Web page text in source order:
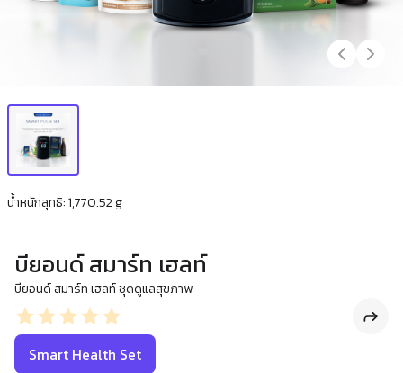
น้ำหนักสุทธิ: 1,770.52 g
บียอนด์ สมาร์ท เฮลท์​
บียอนด์ สมาร์ท เฮลท์​ ชุดดูแลสุขภาพ
Smart Health Set